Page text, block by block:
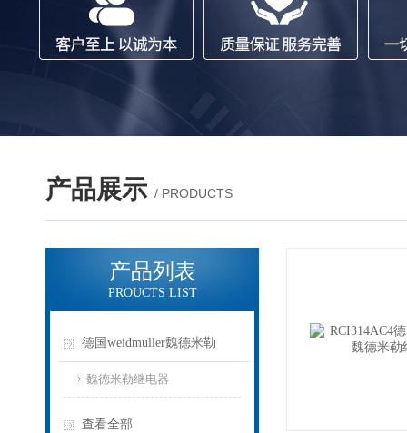
产品展示 / PRODUCTS
产品列表
PROUCTS LIST
德国weidmuller魏德米勒
魏德米勒继电器
查看全部